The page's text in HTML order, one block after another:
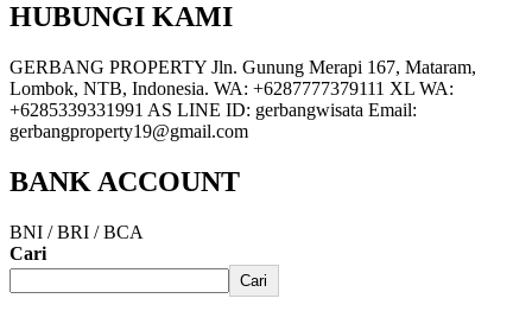
HUBUNGI KAMI
GERBANG PROPERTY Jln. Gunung Merapi 167, Mataram,
Lombok, NTB, Indonesia. WA: +6287777379111 XL WA:
+6285339331991 AS LINE ID: gerbangwisata Email:
gerbangproperty19@gmail.com
BANK ACCOUNT
BNI / BRI / BCA
Cari
Cari